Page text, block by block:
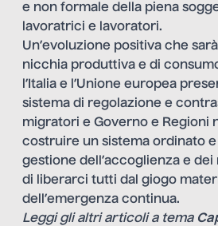
e non formale della piena
lavoratrici e lavoratori.
Un’evoluzione positiva che
nicchia produttiva e di
l’Italia e l’Unione europea
sistema di regolazione e
migratori e Governo e Regioni
costruire un sistema ordinato
gestione dell’accoglienza e
di liberarci tutti dal giogo
dell’emergenza continua.
Leggi gli altri articoli a tema